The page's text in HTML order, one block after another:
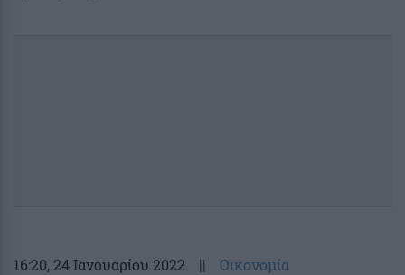
16:20, 24 Ιανουαρίου 2022 || Οικονομία